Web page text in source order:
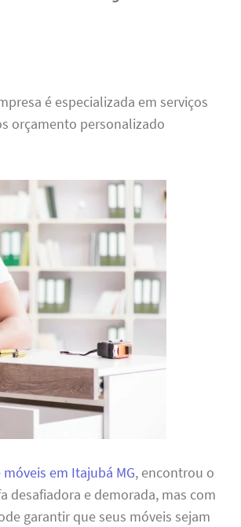
é especializada em serviços
orçamento personalizado
em Itajubá MG, encontrou o
desafiadora e demorada, mas com
garantir que seus móveis sejam